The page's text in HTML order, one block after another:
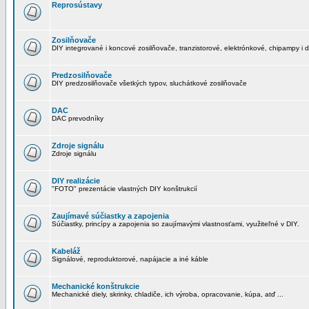
Reprosústavy
Zosilňovače
DIY integrované i koncové zosilňovače, tranzistorové, elektrónkové, chipampy i
Predzosilňovače
DIY predzosilňovače všetkých typov, sluchátkové zosilňovače
DAC
DAC prevodníky
Zdroje signálu
Zdroje signálu
DIY realizácie
"FOTO" prezentácie vlastných DIY konštrukcií
Zaujímavé súčiastky a zapojenia
Súčiastky, princípy a zapojenia so zaujímavými vlastnosťami, využiteľné v DIY.
Kabeláž
Signálové, reproduktorové, napájacie a iné káble
Mechanické konštrukcie
Mechanické diely, skrinky, chladiče, ich výroba, opracovanie, kúpa, atď ...